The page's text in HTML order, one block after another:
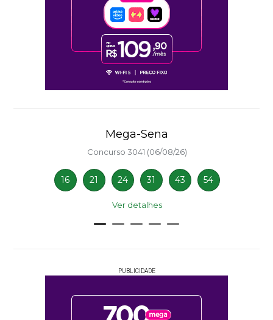
Mega-Sena
Concurso 3041 (06/08/26)
16 21 24 31 43 54
Ver detalhes
PUBLICIDADE